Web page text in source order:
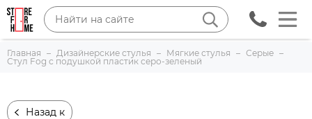
Главная Дизайнерские стулья Мягкие стулья
Серые
Стул Fog с подушкой пластик серо-зеленый
Назад к